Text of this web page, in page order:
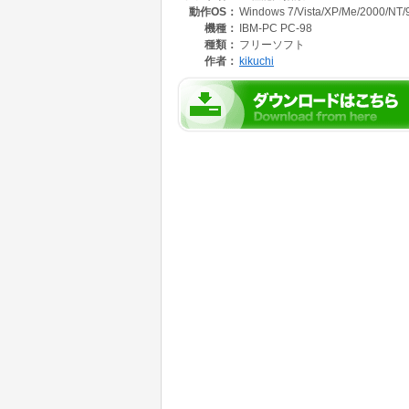
【注意事項】
本ソフトはホームページの使用許諾に同意さ
http://ktsc.cafe.coocan.jp
【必要な環境】
【使用方法】
直感でわかります
【著作権】
KTS&C 菊地富男
動作OS： Windows 7/Vista/XP/Me/2000/NT/
機種：
IBM-PC PC-98
種類： フリーソフト
作者： kikuchi